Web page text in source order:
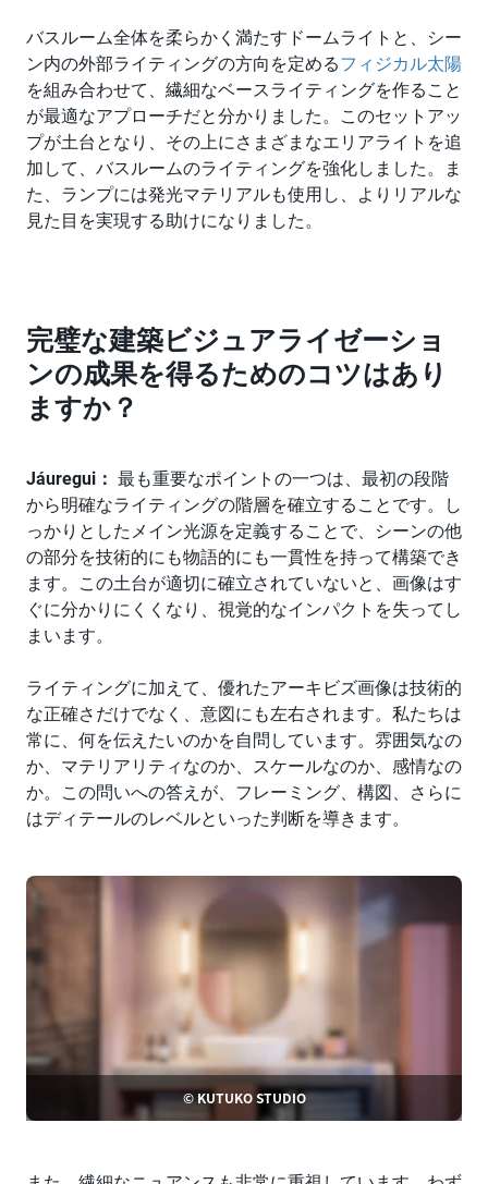
バスルーム全体を柔らかく満たすドームライトと、シー
ン内の外部ライティングの方向を定めるフィジカル太陽
を組み合わせて、繊細なベースライティングを作ること
が最適なアプローチだと分かりました。このセットアッ
プが土台となり、その上にさまざまなエリアライトを追
加して、バスルームのライティングを強化しました。ま
た、ランプには発光マテリアルも使用し、よりリアルな
見た目を実現する助けになりました。
完璧な建築ビジュアライゼーショ
ンの成果を得るためのコツはあり
ますか？
Jáuregui： 最も重要なポイントの一つは、最初の段階
から明確なライティングの階層を確立することです。し
っかりとしたメイン光源を定義することで、シーンの他
の部分を技術的にも物語的にも一貫性を持って構築でき
ます。この土台が適切に確立されていないと、画像はす
ぐに分かりにくくなり、視覚的なインパクトを失ってし
まいます。
ライティングに加えて、優れたアーキビズ画像は技術的
な正確さだけでなく、意図にも左右されます。私たちは
常に、何を伝えたいのかを自問しています。雰囲気なの
か、マテリアリティなのか、スケールなのか、感情なの
か。この問いへの答えが、フレーミング、構図、さらに
はディテールのレベルといった判断を導きます。
© KUTUKO STUDIO